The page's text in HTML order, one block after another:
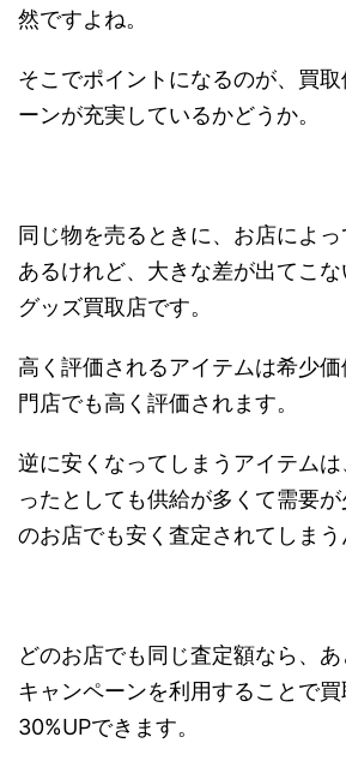
然ですよね。
そこでポイントになるのが、買
ーンが充実しているかどうか。
同じ物を売るときに、お店によ
あるけれど、大きな差が出てこ
グッズ買取店です。
高く評価されるアイテムは希少
門店でも高く評価されます。
逆に安くなってしまうアイテム
ったとしても供給が多くて需要
のお店でも安く査定されてしまう
どのお店でも同じ査定額なら、
キャンペーンを利用することで買
30%UPできます。